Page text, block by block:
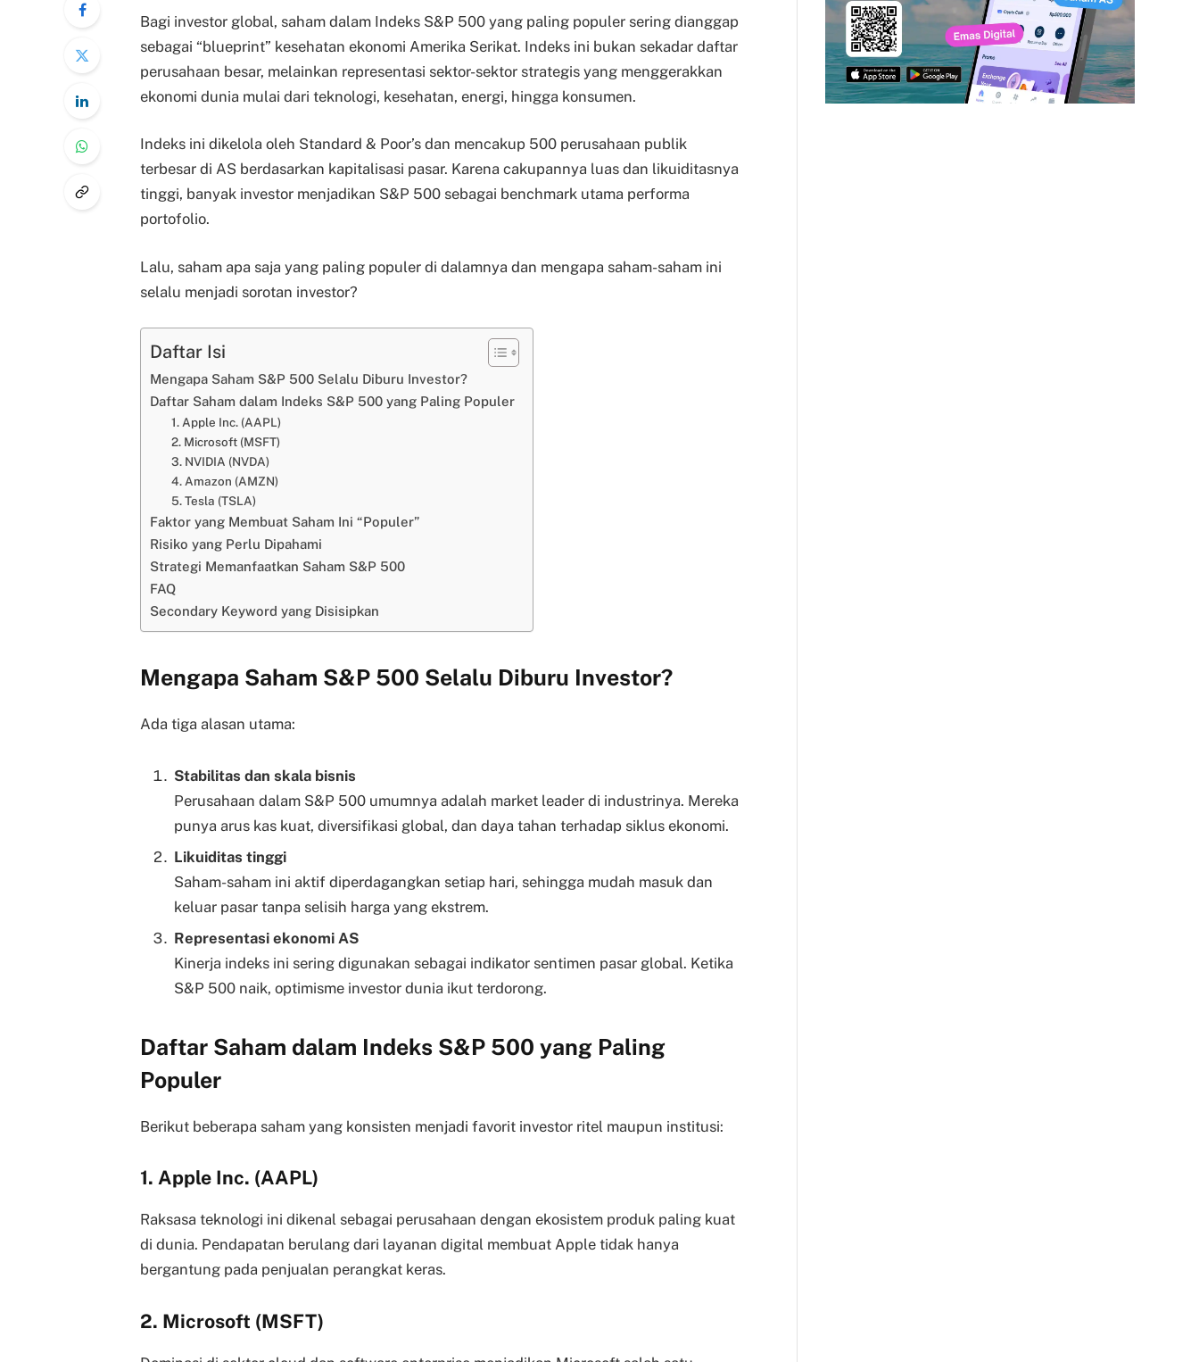
Bagi investor global, saham dalam Indeks S&P 500 yang paling populer sering dianggap
sebagai “blueprint” kesehatan ekonomi Amerika Serikat. Indeks ini bukan sekadar daftar
perusahaan besar, melainkan representasi sektor-sektor strategis yang menggerakkan
ekonomi dunia mulai dari teknologi, kesehatan, energi, hingga konsumen.
Indeks ini dikelola oleh Standard & Poor’s dan mencakup 500 perusahaan publik
terbesar di AS berdasarkan kapitalisasi pasar. Karena cakupannya luas dan likuiditasnya
tinggi, banyak investor menjadikan S&P 500 sebagai benchmark utama performa
portofolio.
Lalu, saham apa saja yang paling populer di dalamnya dan mengapa saham-saham ini
selalu menjadi sorotan investor?
Daftar Isi
Mengapa Saham S&P 500 Selalu Diburu Investor?
Daftar Saham dalam Indeks S&P 500 yang Paling Populer
1. Apple Inc. (AAPL)
2. Microsoft (MSFT)
3. NVIDIA (NVDA)
4. Amazon (AMZN)
5. Tesla (TSLA)
Faktor yang Membuat Saham Ini “Populer”
Risiko yang Perlu Dipahami
Strategi Memanfaatkan Saham S&P 500
FAQ
Secondary Keyword yang Disisipkan
Mengapa Saham S&P 500 Selalu Diburu Investor?
Ada tiga alasan utama:
Stabilitas dan skala bisnis
Perusahaan dalam S&P 500 umumnya adalah market leader di industrinya. Mereka
punya arus kas kuat, diversifikasi global, dan daya tahan terhadap siklus ekonomi.
Likuiditas tinggi
Saham-saham ini aktif diperdagangkan setiap hari, sehingga mudah masuk dan
keluar pasar tanpa selisih harga yang ekstrem.
Representasi ekonomi AS
Kinerja indeks ini sering digunakan sebagai indikator sentimen pasar global. Ketika
S&P 500 naik, optimisme investor dunia ikut terdorong.
Daftar Saham dalam Indeks S&P 500 yang Paling
Populer
Berikut beberapa saham yang konsisten menjadi favorit investor ritel maupun institusi:
1. Apple Inc. (AAPL)
Raksasa teknologi ini dikenal sebagai perusahaan dengan ekosistem produk paling kuat
di dunia. Pendapatan berulang dari layanan digital membuat Apple tidak hanya
bergantung pada penjualan perangkat keras.
2. Microsoft (MSFT)